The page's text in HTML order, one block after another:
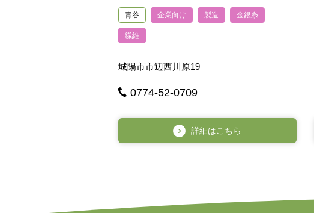
青谷 企業向け 製造 金銀糸
繊維
城陽市市辺西川原19
0774-52-0709
詳細はこちら